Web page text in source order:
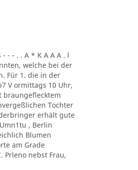
- - . . A * K A A A . l
welche bei der
Für 1. die in der
V ormittags 10 Uhr,
braungeflecktem
Tochter
erhält gute
, Berlin
Blumen
am Grade
nebst Frau,